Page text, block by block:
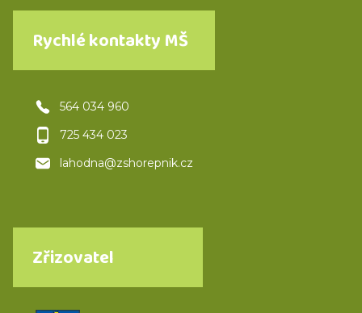
Rychlé kontakty MŠ
564 034 960
725 434 023
lahodna@zshorepnik.cz
Zřizovatel